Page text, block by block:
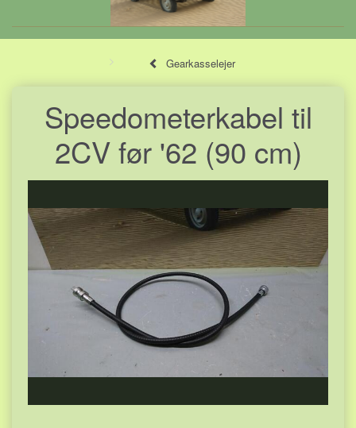
Gearkasselejer
Speedometerkabel til
2CV før '62 (90 cm)